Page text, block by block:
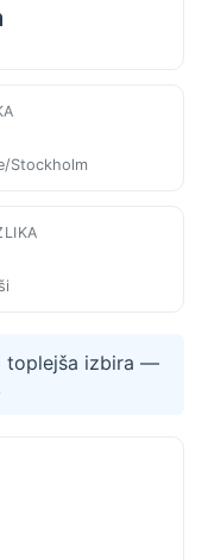
Stockholm
toplejša izbira —